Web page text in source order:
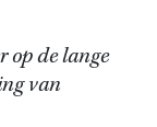
op de lange
van